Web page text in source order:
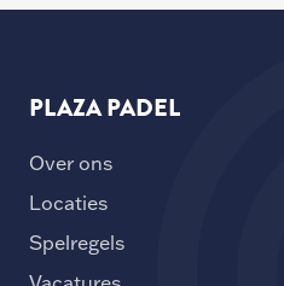
PLAZA PADEL
Over ons
Locaties
Spelregels